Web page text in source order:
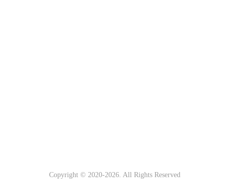
Copyright © 2020-2026. All Rights Reserved